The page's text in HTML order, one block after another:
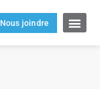
Nous joindre